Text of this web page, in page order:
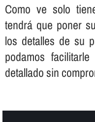
Como ve solo
tendrá que poner
los detalles de su
podamos
detallado sin